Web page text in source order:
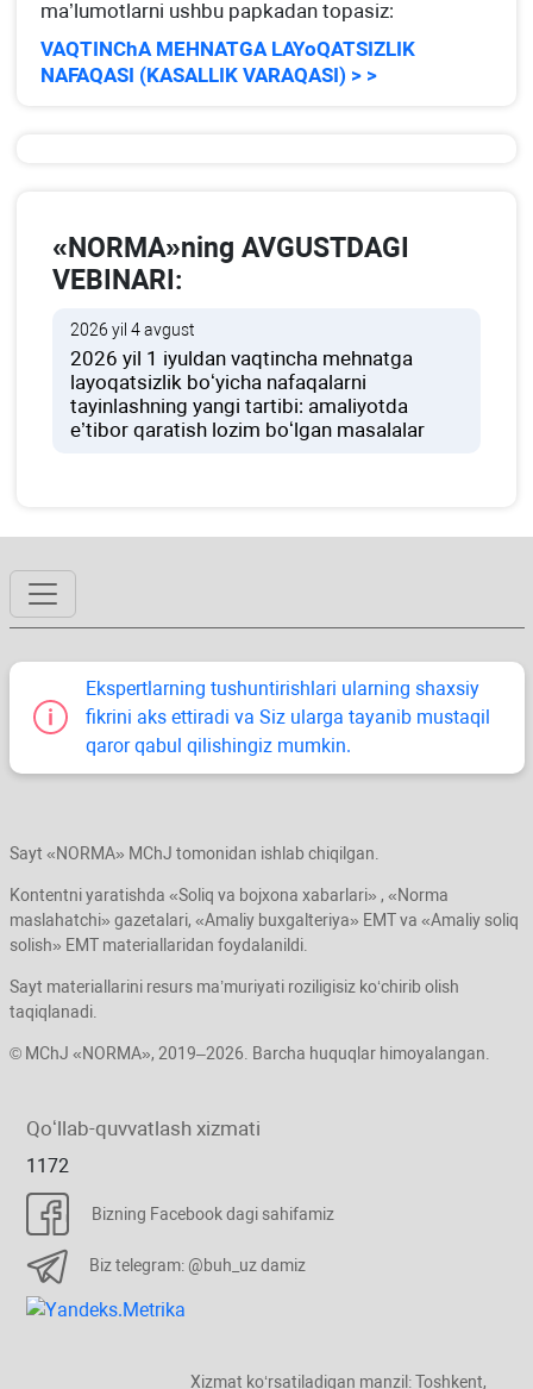
ma’lumotlarni ushbu papkadan topasiz:
VAQTINChA MEHNATGA LAYoQATSIZLIK
NAFAQASI (KASALLIK VARAQASI) > >
«NORMA»ning AVGUSTDAGI
VEBINARI:
2026 yil 4 avgust
2026 yil 1 iyuldan vaqtincha mehnatga
layoqatsizlik boʻyicha nafaqalarni
tayinlashning yangi tartibi: amaliyotda
e’tibor qaratish lozim boʻlgan masalalar
Ekspertlarning tushuntirishlari ularning shaхsiy
fikrini aks ettiradi va Siz ularga tayanib mustaqil
qaror qabul qilishingiz mumkin.
Sayt «NORMA» MChJ tomonidan ishlab chiqilgan.
Kontentni yaratishda «Soliq va bojхona хabarlari» , «Norma
maslahatchi» gazetalari, «Amaliy buхgalteriya» EMT va «Amaliy soliq
solish» EMT materiallaridan foydalanildi.
Sayt materiallarini resurs ma’muriyati roziligisiz koʻchirib olish
taqiqlanadi.
© MChJ «NORMA», 2019–2026. Barcha huquqlar himoyalangan.
Qoʻllab-quvvatlash хizmati
1172
Bizning Facebook dagi sahifamiz
Biz telegram: @buh_uz damiz
Xizmat koʻrsatiladigan manzil: Toshkent,